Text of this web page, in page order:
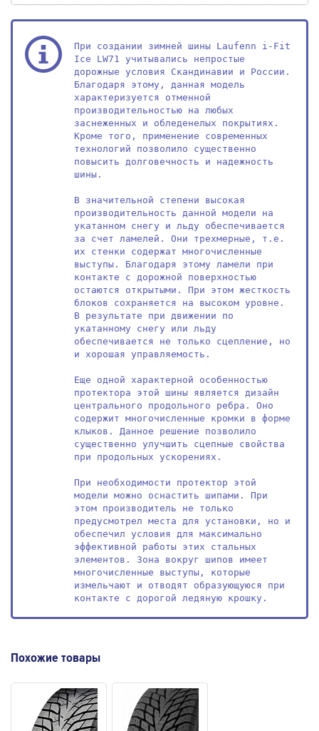
При создании зимней шины Laufenn i-Fit
Ice LW71 учитывались непростые
дорожные условия Скандинавии и России.
Благодаря этому, данная модель
характеризуется отменной
производительностью на любых
заснеженных и обледенелых покрытиях.
Кроме того, применение современных
технологий позволило существенно
повысить долговечность и надежность
шины.
В значительной степени высокая
производительность данной модели на
укатанном снегу и льду обеспечивается
за счет ламелей. Они трехмерные, т.е.
их стенки содержат многочисленные
выступы. Благодаря этому ламели при
контакте с дорожной поверхностью
остаются открытыми. При этом жесткость
блоков сохраняется на высоком уровне.
В результате при движении по
укатанному снегу или льду
обеспечивается не только сцепление, но
и хорошая управляемость.
Еще одной характерной особенностью
протектора этой шины является дизайн
центрального продольного ребра. Оно
содержит многочисленные кромки в форме
клыков. Данное решение позволило
существенно улучшить сцепные свойства
при продольных ускорениях.
При необходимости протектор этой
модели можно оснастить шипами. При
этом производитель не только
предусмотрел места для установки, но и
обеспечил условия для максимально
эффективной работы этих стальных
элементов. Зона вокруг шипов имеет
многочисленные выступы, которые
измельчают и отводят образующуюся при
контакте с дорогой ледяную крошку.
Похожие товары